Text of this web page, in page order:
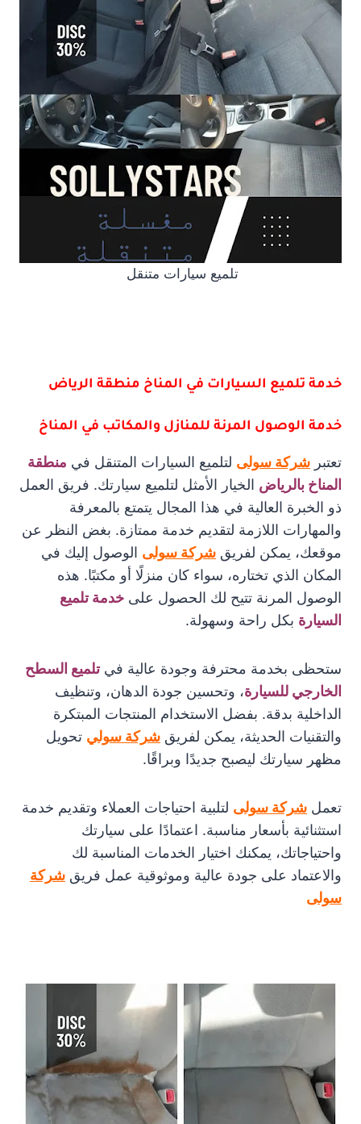
تلميع سيارات متنقل
خدمة تلميع السيارات في المناخ منطقة الرياض
خدمة الوصول المرنة للمنازل والمكاتب في المناخ
تعتبر شركة سولى لتلميع السيارات المتنقل في منطقة
المناخ بالرياض الخيار الأمثل لتلميع سيارتك. فريق العمل
ذو الخبرة العالية في هذا المجال يتمتع بالمعرفة
والمهارات اللازمة لتقديم خدمة ممتازة. بغض النظر عن
موقعك، يمكن لفريق شركة سولى الوصول إليك في
المكان الذي تختاره، سواء كان منزلًا أو مكتبًا. هذه
الوصول المرنة تتيح لك الحصول على خدمة تلميع
السيارة بكل راحة وسهولة.
ستحظى بخدمة محترفة وجودة عالية فيتلميع السطح
الخارجي للسيارة، وتحسين جودة الدهان، وتنظيف
الداخلية بدقة. بفضل الاستخدام المنتجات المبتكرة
والتقنيات الحديثة، يمكن لفريق شركة سولي تحويل
مظهر سيارتك ليصبح جديدًا وبراقًا.
تعمل شركة سولى لتلبية احتياجات العملاء وتقديم خدمة
استثنائية بأسعار مناسبة. اعتمادًا على سيارتك
واحتياجاتك، يمكنك اختيار الخدمات المناسبة لك
والاعتماد على جودة عالية وموثوقية عمل فريق شركة
سولى